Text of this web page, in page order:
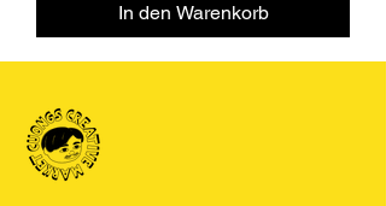
In den Warenkorb